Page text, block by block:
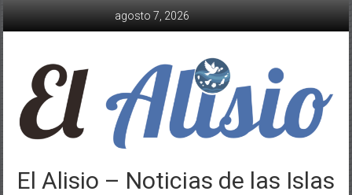
agosto 7, 2026
El Alisio – Noticias de las Islas